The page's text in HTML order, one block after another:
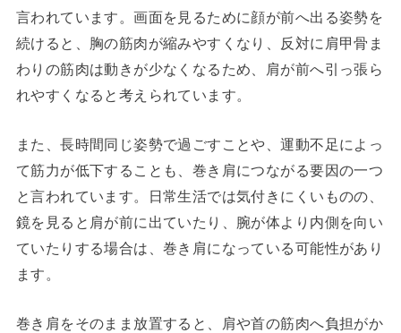
言われています。画面を見るために顔が前へ出る姿勢を
続けると、胸の筋肉が縮みやすくなり、反対に肩甲骨ま
わりの筋肉は動きが少なくなるため、肩が前へ引っ張ら
れやすくなると考えられています。
また、長時間同じ姿勢で過ごすことや、運動不足によっ
て筋力が低下することも、巻き肩につながる要因の一つ
と言われています。日常生活では気付きにくいものの、
鏡を見ると肩が前に出ていたり、腕が体より内側を向い
ていたりする場合は、巻き肩になっている可能性があり
ます。
巻き肩をそのまま放置すると、肩や首の筋肉へ負担がか